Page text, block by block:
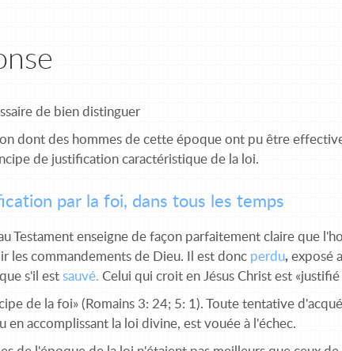
de bien distinguer
dont des hommes de cette époque ont pu être
de justification caractéristique de la loi.
par la foi, dans tous les temps
Testament enseigne de façon parfaitement claire que
les commandements de Dieu. Il est donc perdu, exposé
s'il est sauvé. Celui qui croit en Jésus Christ est
de la foi» (Romains 3: 24; 5: 1). Toute tentative
en accomplissant la loi divine, est vouée à l'échec.